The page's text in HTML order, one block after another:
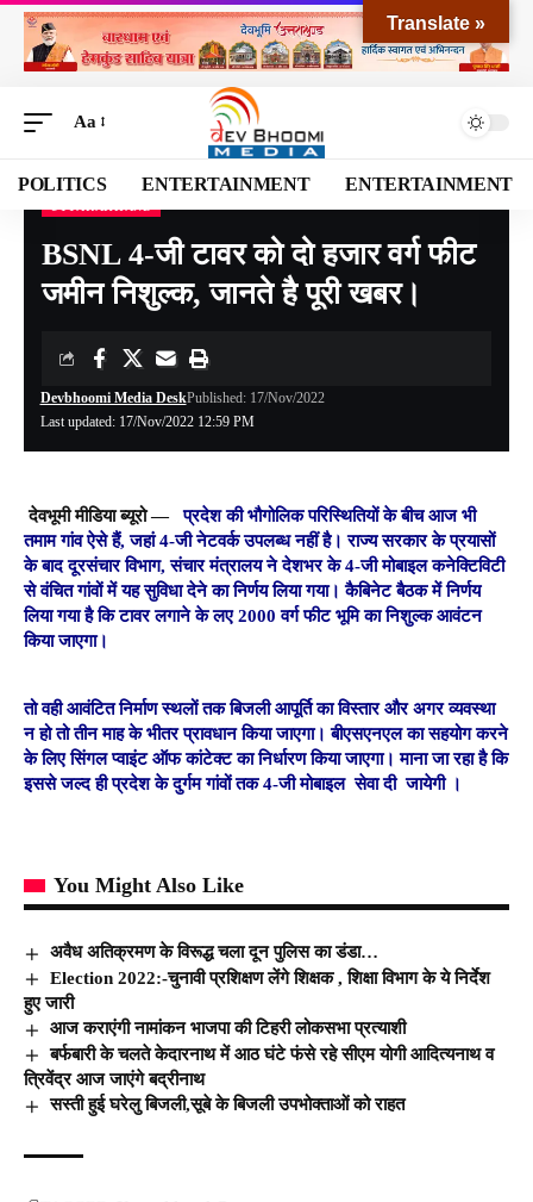
Aa
POLITICS ENTERTAINMENT ENTERTAINMENT
Devbhoomi Media >Blog >NATIONAL>UTTARAKHAND >BSNL 4-जी टावर को दो हजार वर्ग फीट जमीन निशुल्क, जानते है पूरी खबर।
BSNL 4-जी टावर को दो हजार वर्ग फीट
जमीन निशुल्क, जानते है पूरी खबर।
Last updated: 17/Nov/2022 12:59 PM
Devbhoomi Media DeskPublished: 17/Nov/2022
देवभूमी मीडिया ब्यूरो —
प्रदेश की भौगोलिक परिस्थितियों के बीच आज भी
तमाम गांव ऐसे हैं, जहां 4-जी नेटवर्क उपलब्ध नहीं है। राज्य सरकार के प्रयासों
के बाद दूरसंचार विभाग, संचार मंत्रालय ने देशभर के 4-जी मोबाइल कनेक्टिविटी
से वंचित गांवों में यह सुविधा देने का निर्णय लिया गया। कैबिनेट बैठक में निर्णय
लिया गया है कि टावर लगाने के लए 2000 वर्ग फीट भूमि का निशुल्क आवंटन
किया जाएगा।
तो वही आवंटित निर्माण स्थलों तक बिजली आपूर्ति का विस्तार और अगर व्यवस्था
न हो तो तीन माह के भीतर प्रावधान किया जाएगा। बीएसएनएल का सहयोग करने
के लिए सिंगल प्वाइंट ऑफ कांटेक्ट का निर्धारण किया जाएगा। माना जा रहा है कि
इससे जल्द ही प्रदेश के दुर्गम गांवों तक 4-जी मोबाइल सेवा दी जायेगी ।
You Might Also Like
अवैध अतिक्रमण के विरूद्ध चला दून पुलिस का डंडा…
Election 2022:-चुनावी प्रशिक्षण लेंगे शिक्षक , शिक्षा विभाग के ये निर्देश
हुए जारी
आज कराएंगी नामांकन भाजपा की टिहरी लोकसभा प्रत्याशी
बर्फबारी के चलते केदारनाथ में आठ घंटे फंसे रहे सीएम योगी आदित्यनाथ व
त्रिवेंद्र आज जाएंगे बद्रीनाथ
सस्ती हुई घरेलु बिजली,सूबे के बिजली उपभोक्ताओं को राहत
Translate »